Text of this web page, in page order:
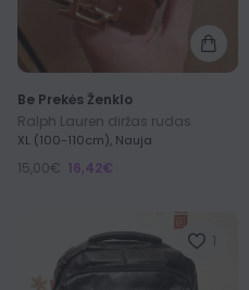
Be Prekės Ženklo
Ralph Lauren diržas rudas
XL (100-110cm), Nauja
15,00€ 16,42€
1